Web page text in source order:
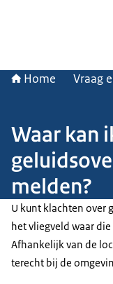
Home Vraag
Waar kan
melden?
U kunt klachten over
het vliegveld waar
Afhankelijk van de
terecht bij de